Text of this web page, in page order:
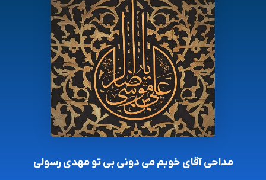
مداحی آقای خوبم می دونی بی تو مهدی رسولی